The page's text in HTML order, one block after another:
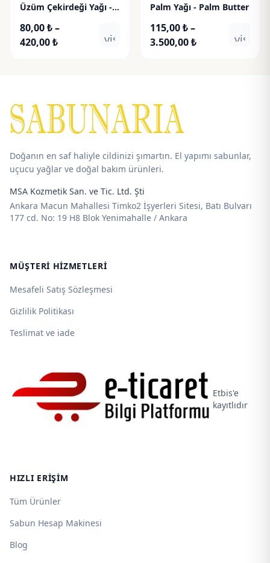
Üzüm Çekirdeği Yağı -
80,00₺–
420,00₺Fiyat
visibility
Palm Yağı - Palm Butter
115,00₺–
3.500,00₺Fiyat
Doğanın en saf haliyle cildinizi şımartın. El yapımı sabunlar,
uçucu yağlar ve doğal bakım ürünleri.
MSA Kozmetik San. ve Tic. Ltd. Şti
Ankara Macun Mahallesi Timko2 İşyerleri Sitesi, Batı Bulvarı
177 cd. No: 19 H8 Blok Yenimahalle / Ankara
MÜŞTERI HIZMETLERI
Mesafeli Satış Sözleşmesi
Gizlilik Politikası
Teslimat ve iade
Etbis'e
kayıtlıdır
HIZLI ERIŞIM
Tüm Ürünler
Sabun Hesap Makinesi
Blog